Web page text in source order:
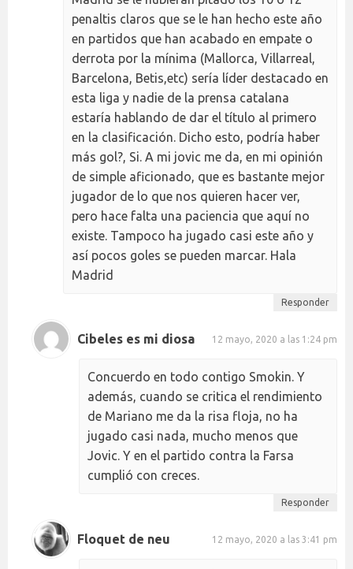
penaltis claros que se le han hecho este año
en partidos que han acabado en empate o
derrota por la mínima (Mallorca, Villarreal,
Barcelona, Betis,etc) sería líder destacado en
esta liga y nadie de la prensa catalana
estaría hablando de dar el título al primero
en la clasificación. Dicho esto, podría haber
más gol?, Si. A mi jovic me da, en mi opinión
de simple aficionado, que es bastante mejor
jugador de lo que nos quieren hacer ver,
pero hace falta una paciencia que aquí no
existe. Tampoco ha jugado casi este año y
así pocos goles se pueden marcar. Hala
Madrid
Responder
Cibeles es mi diosa 12 mayo, 2020 a las 1:24 pm
Concuerdo en todo contigo Smokin. Y
además, cuando se critica el rendimiento
de Mariano me da la risa floja, no ha
jugado casi nada, mucho menos que
Jovic. Y en el partido contra la Farsa
cumplió con creces.
Responder
Floquet de neu 12 mayo, 2020 a las 3:41 pm